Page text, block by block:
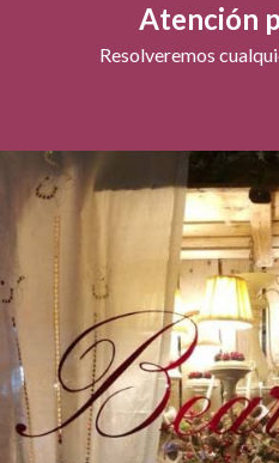
Atención
Resolveremos